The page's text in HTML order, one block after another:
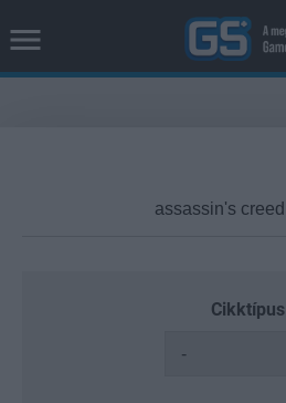
Cikktípus